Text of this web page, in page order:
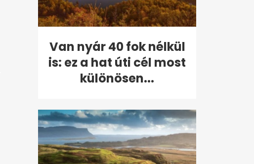
Van nyár 40 fok nélkül
is: ez a hat úti cél most
különösen...